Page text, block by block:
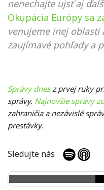
nenechajte ujsť aj
Okupácia Európy sa
venujeme inej oblasti
zaujímavé pohľady a
Správy dnesz prvej ruky
správy. Najnovšie správy
zahraničia a nezávislé
prestávky.
Sledujte nás